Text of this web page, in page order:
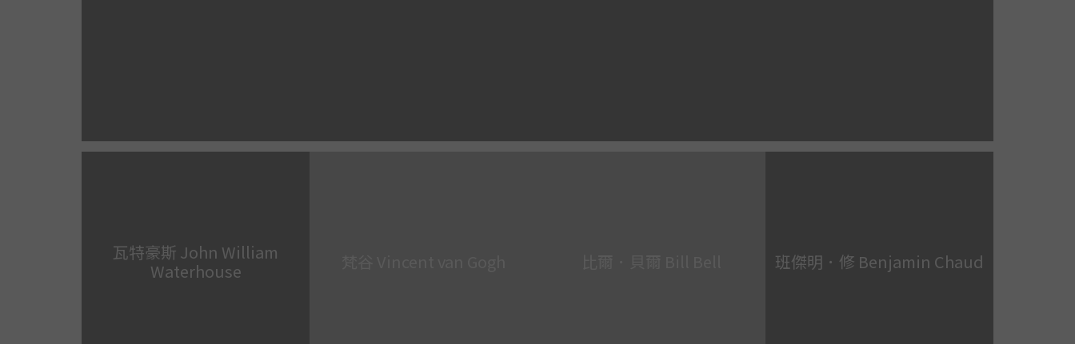
瓦特豪斯 John William
Waterhouse
班傑明．修 Benjamin Chaud